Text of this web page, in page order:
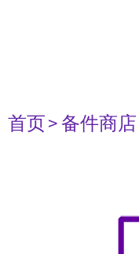
首页> 备件商店